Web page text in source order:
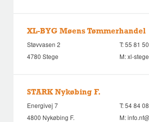
XL-BYG Møens Tømmerhandel
Støvvasen 2
4780 Stege
T:55 81
M:xl-
STARK Nykøbing F.
Energivej 7
4800 Nykøbing F.
T:54 84
M: